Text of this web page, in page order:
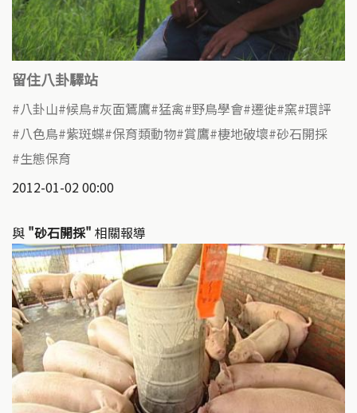
留住八卦驛站
八卦山 候鳥 灰面鵟鷹 猛禽 野鳥學會 遷徙 窯 環評
八色鳥 紫斑蝶 保育類動物 賞鷹 棲地破壞 砂石開採
生態保育
2012-01-02 00:00
與 "砂石開採" 相關報導